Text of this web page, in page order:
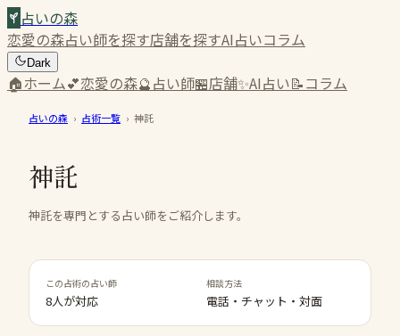
占いの森
恋愛の森占い師を探す店舗を探すAI占いコラム
Dark
🏠ホーム💕恋愛の森🔮占い師🏪店舗✨AI占い📝コラム
占いの森 › 占術一覧 › 神託
神託
神託を専門とする占い師をご紹介します。
この占術の占い師
8人が対応
相談方法
電話・チャット・対面